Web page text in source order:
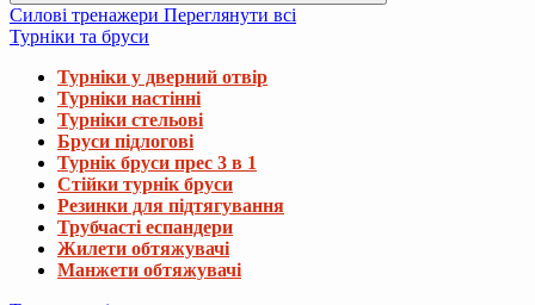
Силові тренажери Переглянути всі
Турніки та бруси
Турніки у дверний отвір
Турніки настінні
Турніки стельові
Бруси підлогові
Турнік бруси прес 3 в 1
Стійки турнік бруси
Резинки для підтягування
Трубчасті еспандери
Жилети обтяжувачі
Манжети обтяжувачі